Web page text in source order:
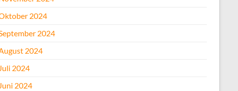
2024
2024
2024
Juli 2024
Juni 2024